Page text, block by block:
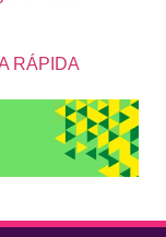
RÁPIDA